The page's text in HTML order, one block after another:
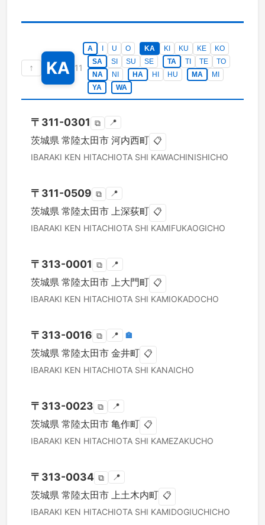
↑ KA 11
A U O KA KI KU KE
KO
SA
SI SU SE TA TI TE
TO
NA
NI HA HI HU MA
MI
YA
WA
〒 311-0301 ⧉ 📍
茨城県 常陸太田市 河内西町 📋
IBARAKI KEN HITACHIOTA SHI KAWACHINISHICHO
〒 311-0509 ⧉ 📍
茨城県 常陸太田市 上深荻町 📋
IBARAKI KEN HITACHIOTA SHI KAMIFUKAOGICHO
〒 313-0001 ⧉ 📍
茨城県 常陸太田市 上大門町 📋
IBARAKI KEN HITACHIOTA SHI KAMIOKADOCHO
〒 313-0016 ⧉ 📍 🏣
茨城県 常陸太田市 金井町 📋
IBARAKI KEN HITACHIOTA SHI KANAICHO
〒 313-0023 ⧉ 📍
茨城県 常陸太田市 亀作町 📋
IBARAKI KEN HITACHIOTA SHI KAMEZAKUCHO
〒 313-0034 ⧉ 📍
茨城県 常陸太田市 上土木内町 📋
IBARAKI KEN HITACHIOTA SHI KAMIDOGIUCHICHO